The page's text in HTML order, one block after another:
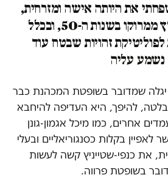
את היותה אישה ומזרחית,
שהוריה עלו לארץ ממרוקו בשנות ה-50, ובכלל
זהויות שבטח עוד
נשמע עליה
שמדובר בשופטת המכהנת כבר
בלטה, להיפך, היא העדיפה להיחבא
אחרים, כמו מיכל אגמון-גונן
לאפיין בקלות כסנגוריאליים ובעלי
את כנפי-שטייניץ קשה לעשות
בשופטת פרווה.